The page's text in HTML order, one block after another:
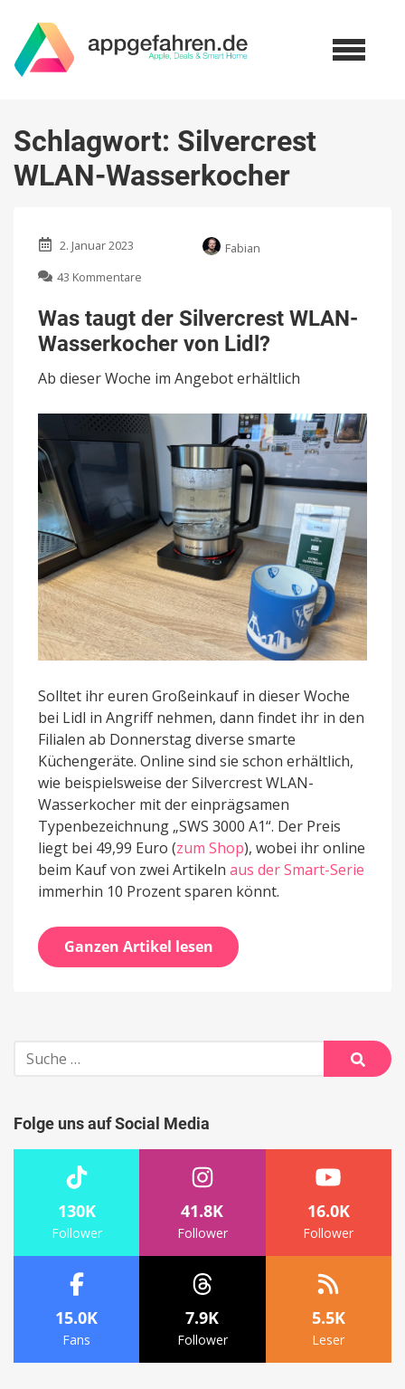
Schlagwort: Silvercrest
WLAN-Wasserkocher
2. Januar 2023
Fabian
43 Kommentare
taugt
der
Silvercrest
Wasserkocher
Lidl?
Was taugt der Silvercrest WLAN-
Wasserkocher von Lidl?
Ab dieser Woche im Angebot erhältlich
Solltet ihr euren Großeinkauf in dieser Woche
bei Lidl in Angriff nehmen, dann findet ihr in den
Filialen ab Donnerstag diverse smarte
Küchengeräte. Online sind sie schon erhältlich,
wie beispielsweise der Silvercrest WLAN-
Wasserkocher mit der einprägsamen
Typenbezeichnung „SWS 3000 A1“. Der Preis
liegt bei 49,99 Euro (zum Shop), wobei ihr online
beim Kauf von zwei Artikeln aus der Smart-Serie
immerhin 10 Prozent sparen könnt.
Ganzen Artikel lesen
Suche
nach:
Suche
Folge uns auf Social Media
130K
Follower
41.8K
Follower
16.0K
Follower
15.0K
Fans
7.9K
Follower
5.5K
Leser